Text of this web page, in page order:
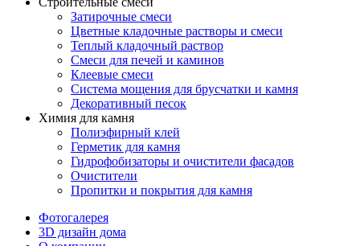
Затирочные смеси
Цветные кладочные растворы и смеси
Теплый кладочный раствор
Смеси для печей и каминов
Клеевые смеси
Система мощения для брусчатки и камня
Декоративный песок
Химия для камня
Полиэфирный клей
Герметик для камня
Гидрофобизаторы и очистители фасадов
Очистители
Пропитки и покрытия для камня
Фотогалерея
3D дизайн дома